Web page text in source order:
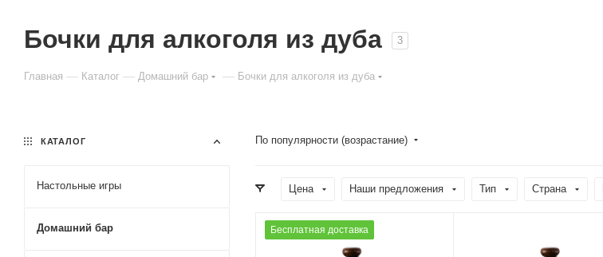
Бочки для алкоголя из дуба 3
Главная — Каталог — Домашний бар — Бочки для алкоголя из дуба
По популярности (возрастание)
Цена Наши предложения Тип Страна
Бесплатная доставка
КАТАЛОГ
Настольные игры
Домашний бар